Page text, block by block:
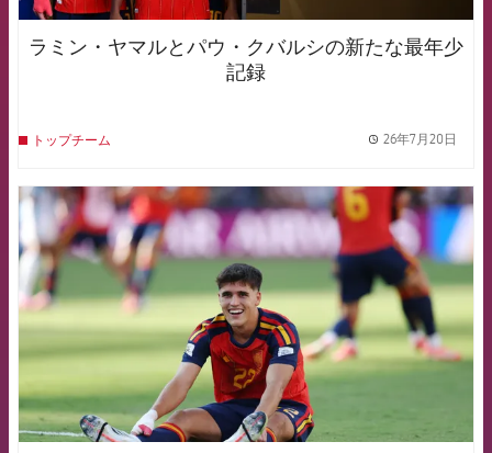
ラミン・ヤマルとパウ・クバルシの新たな最年少
記録
トップチーム 26年7月20日
FCB Barcelona badge